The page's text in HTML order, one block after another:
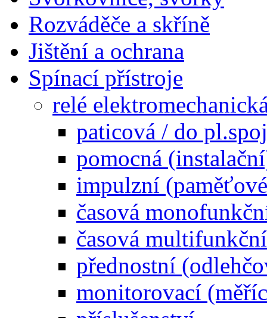
Rozváděče a skříně
Jištění a ochrana
Spínací přístroje
relé
paticová / do
pomocná
impulzní
časová
časová multifunkční
přednostní
monitorovací